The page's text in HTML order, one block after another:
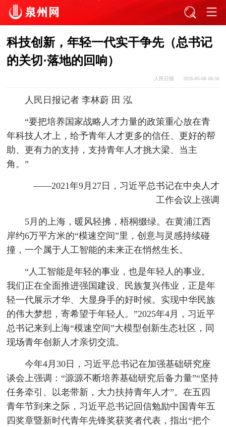
科技创新，年轻一代实干争先（总书记
的关切·落地的回响）
人民日报 2026-05-08 08:56
人民日报记者 李林蔚 田 泓
“要把培养国家战略人才力量的政策重心放在青
年科技人才上，给予青年人才更多的信任、更好的帮
助、更有力的支持，支持青年人才挑大梁、当主
角。”
——2021年9月27日，习近平总书记在中央人才
工作会议上强调
5月的上海，暖风轻拂，梧桐缀绿。在黄浦江西
岸约6万平方米的“模速空间”里，创意与灵感持续碰
撞，一个属于人工智能的未来正在悄然生长。
“人工智能是年轻的事业，也是年轻人的事业。
我们正在全面推进强国建设、民族复兴伟业，正是年
轻一代展示才华、大显身手的好时候。实现中华民族
的伟大梦想，寄希望于年轻人。”2025年4月，习近平
总书记来到上海“模速空间”大模型创新生态社区，同
现场青年创新人才亲切交流。
今年4月30日，习近平总书记在加强基础研究座
谈会上强调：“源源不断培养基础研究后备力量”“坚持
任务牵引、以老带新，大力扶持青年人才”。在五四
青年节到来之际，习近平总书记回信勉励中国青年五
四奖章暨新时代青年先锋奖获奖者代表，指出“把个